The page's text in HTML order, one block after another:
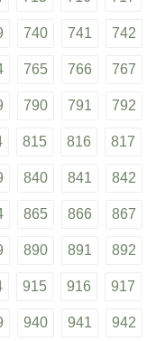
740 741 742
765 766 767
790 791 792
815 816 817
840 841 842
865 866 867
890 891 892
915 916 917
940 941 942